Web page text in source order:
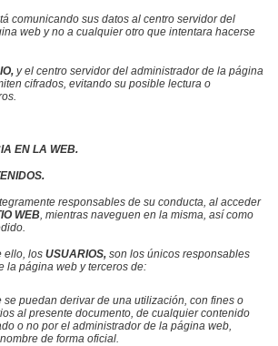
comunicando sus datos al centro servidor del
web y no a cualquier otro que intentara hacerse
y el centro servidor del administrador de la página
cifrados, evitando su posible lectura o
EN LA WEB.
responsables de su conducta, al acceder
WEB , mientras naveguen en la misma, así como
ello, los USUARIOS, son los únicos responsables
la página web y terceros de:
puedan derivar de una utilización, con fines o
al presente documento, de cualquier contenido
o no por el administrador de la página web
de forma oficial.